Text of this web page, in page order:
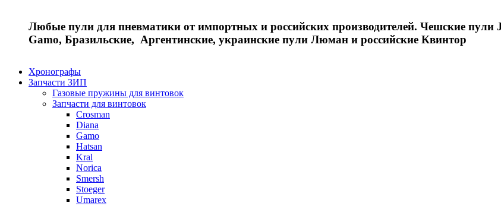
Любые пули для пневматики от импортных и российских производителей. Чешские пули
Gamo, Бразильские, Аргентинские, украинские пули Люман и российские Квинтор
Хронографы
Запчасти ЗИП
Газовые пружины для винтовок
Запчасти для винтовок
Crosman
Diana
Gamo
Hatsan
Kral
Norica
Smersh
Stoeger
Umarex